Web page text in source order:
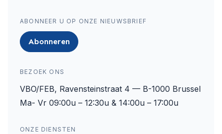
ABONNEER U OP ONZE NIEUWSBRIEF
Abonneren
BEZOEK ONS
VBO/FEB, Ravensteinstraat 4 — B-1000 Brussel
Ma- Vr 09:00u – 12:30u & 14:00u – 17:00u
ONZE DIENSTEN